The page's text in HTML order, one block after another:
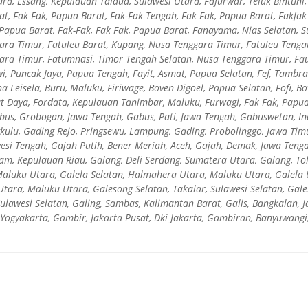
Fak Fak, Papua Barat, Fak-Fak Tengah, Fak Fak, Papua Barat,
Barat, Fak-Fak, Fak Fak, Papua Barat, Fanayama, Nias
Timur, Fatuleu Barat, Kupang, Nusa Tenggara Timur, Fatuleu
Timur, Fatumnasi, Timor Tengah Selatan, Nusa Tenggara Timur,
Puncak Jaya, Papua Tengah, Fayit, Asmat, Papua Selatan, Fef,
Leisela, Buru, Maluku, Firiwage, Boven Digoel, Papua Selatan, Fofi,
Daya, Fordata, Kepulauan Tanimbar, Maluku, Furwagi, Fak Fak,
Grobogan, Jawa Tengah, Gabus, Pati, Jawa Tengah, Gabuswetan,
Gading Rejo, Pringsewu, Lampung, Gading, Probolinggo, Jawa
Tengah, Gajah Putih, Bener Meriah, Aceh, Gajah, Demak, Jawa
Kepulauan Riau, Galang, Deli Serdang, Sumatera Utara, Galang,
Utara, Galela Selatan, Halmahera Utara, Maluku Utara,
Maluku Utara, Galesong Selatan, Takalar, Sulawesi Selatan,
Selatan, Galing, Sambas, Kalimantan Barat, Galis, Bangkalan,
Gambir, Jakarta Pusat, Dki Jakarta, Gambiran,